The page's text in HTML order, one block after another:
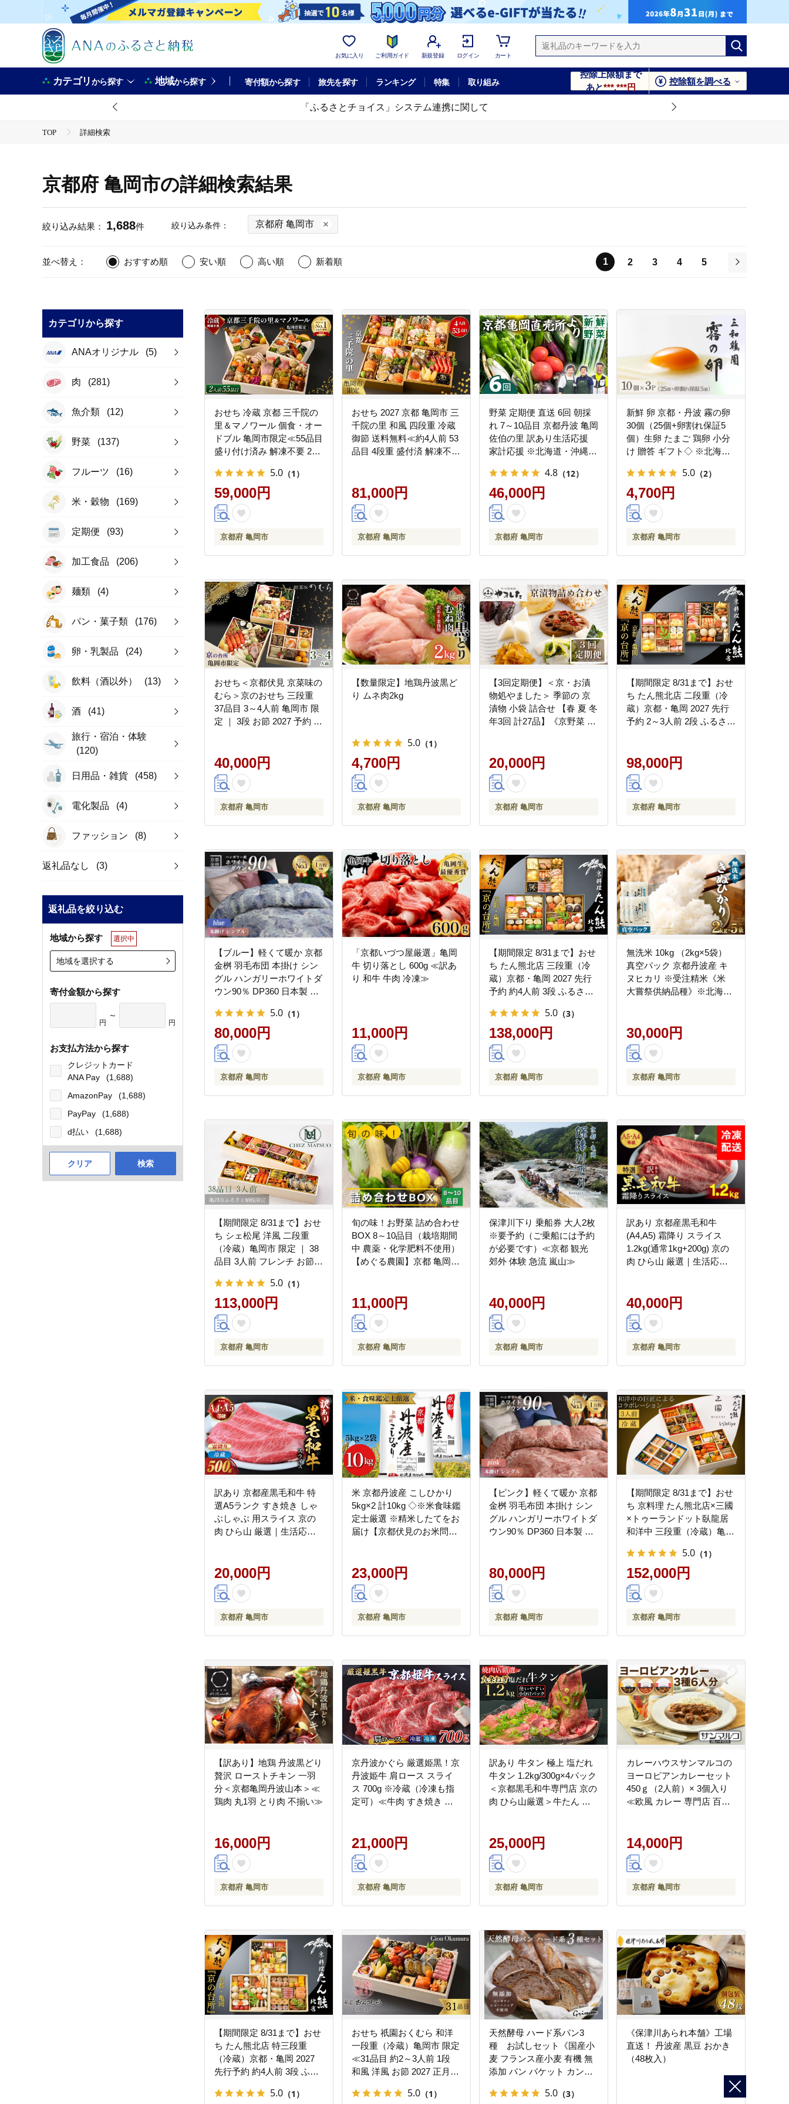
お気に入り ご利用ガイド 新規登録 ログイン カート
カテゴリから探す 地域から探す 寄付額から探す 旅先を探す ランキング 特集 取り組み
控除上限額まで
あと***,***円
控除額を調べる
「ふるさとチョイス」システム連携に関して
TOP 詳細検索
京都府 亀岡市の詳細検索結果
絞り込み結果： 1,688件 絞り込み条件： 京都府 亀岡市
並べ替え： おすすめ順 安い順 高い順 新着順 1 2 3 4
5
カテゴリから探す
ANAオリジナル (5)
肉 (281)
魚介類 (12)
野菜 (137)
フルーツ (16)
米・穀物 (169)
定期便 (93)
加工食品 (206)
麺類 (4)
パン・菓子類 (176)
卵・乳製品 (24)
飲料（酒以外） (13)
酒 (41)
旅行・宿泊・体験
(120)
日用品・雑貨 (458)
電化製品 (4)
ファッション (8)
返礼品なし (3)
返礼品を絞り込む
地域から探す 選択中
地域を選択する
寄付金額から探す
円
～
円
お支払方法から探す
クレジットカード
ANA Pay
(1,688)
AmazonPay
(1,688)
PayPay
(1,688)
d払い
(1,688)
クリア 検索
おせち 冷蔵 京都 三千院の
里＆マノワール 個食・オー
ドブル 亀岡市限定≪55品目
盛り付け済み 解凍不要 2人
2027 人気 おせち料理
≫※12月31日配送
5.0 （1）
59,000円
京都府 亀岡市
おせち 2027 京都 亀岡市 三
千院の里 和風 四段重 冷蔵
御節 送料無料≪約4人前 53
品目 4段重 盛付済 解凍不要
81,000円
京都府 亀岡市
野菜 定期便 直送 6回 朝採
れ 7～10品目 京都丹波 亀岡
佐伯の里 訳あり生活応援
家計応援 ※北海道・沖縄・
4.8 （12）
46,000円
京都府 亀岡市
新鮮 卵 京都・丹波 霧の卵
30個（25個+卵割れ保証5
個）生卵 たまご 鶏卵 小分
け 贈答 ギフト◇ ※北海
可
5.0 （2）
4,700円
京都府 亀岡市
おせち＜京都伏見 京菜味の
むら＞京のおせち 三段重
37品目 3～4人前 亀岡市 限
定 ｜ 3段 お節 2027 予約 お
※離島へのお届け不可 ふる
さと納税おせち
40,000円
京都府 亀岡市
【数量限定】地鶏丹波黒ど
り ムネ肉2kg
5.0 （1）
4,700円
京都府 亀岡市
【3回定期便】＜京・お漬
物処やました＞ 季節の 京
漬物 小袋 詰合せ 【春 夏 冬
年3回 計27品】《京野菜 漬
20,000円
京都府 亀岡市
【期間限定 8/31まで】おせ
ち たん熊北店 二段重（冷
蔵）京都・亀岡 2027 先行
予約 2～3人前 2段 ふるさと
東海・北陸地方のみ配送可
能（離島を除く） ※時間
指定不可【和牛付き】
98,000円
京都府 亀岡市
【ブルー】軽くて暖か 京都
金桝 羽毛布団 本掛け シン
グル ハンガリーホワイトダ
ウン90％ DP360 日本製 京
掛布団 ｜ アクア
5.0 （1）
80,000円
京都府 亀岡市
「京都いづつ屋厳選」亀岡
牛 切り落とし 600g ≪訳あ
り 和牛 牛肉 冷凍≫
11,000円
京都府 亀岡市
【期間限定 8/31まで】おせ
ち たん熊北店 三段重（冷
蔵）京都・亀岡 2027 先行
予約 約4人前 3段 ふるさと
日お届け ※関東・関西・
東海・北陸地方のみ配送可
能（離島を除く） ※時間
指定不可【和牛付き】
5.0 （3）
138,000円
京都府 亀岡市
無洗米 10kg （2kg×5袋）
真空パック 京都丹波産 キ
ヌヒカリ ※受注精米《米
大嘗祭供納品種》※北海
30,000円
京都府 亀岡市
【期間限定 8/31まで】おせ
ち シェ松尾 洋風 二段重
（冷蔵）亀岡市 限定 ｜ 38
品目 3人前 フレンチ お節
さと納税おせち ※12月31日
お届け【和牛付き】8595-
01
5.0 （1）
113,000円
京都府 亀岡市
旬の味！お野菜 詰め合わせ
BOX 8～10品目（栽培期間
中 農薬・化学肥料不使用）
【めぐる農園】京都 亀岡
11,000円
京都府 亀岡市
保津川下り 乗船券 大人2枚
※要予約（ご乗船には予約
が必要です）≪京都 観光
郊外 体験 急流 嵐山≫
40,000円
京都府 亀岡市
訳あり 京都産黒毛和牛
(A4,A5) 霜降り スライス
1.2kg(通常1kg+200g) 京の
肉 ひら山 厳選｜生活応援
しゃぶしゃぶ
40,000円
京都府 亀岡市
訳あり 京都産黒毛和牛 特
選A5ランク すき焼き しゃ
ぶしゃぶ 用スライス 京の
肉 ひら山 厳選｜生活応援
20,000円
京都府 亀岡市
米 京都丹波産 こしひかり
5kg×2 計10kg ◇※米食味鑑
定士厳選 ※精米したてをお
届け【京都伏見のお米問屋
不可
23,000円
京都府 亀岡市
【ピンク】軽くて暖か 京都
金桝 羽毛布団 本掛け シン
グル ハンガリーホワイトダ
ウン90％ DP360 日本製 京
80,000円
京都府 亀岡市
【期間限定 8/31まで】おせ
ち 京料理 たん熊北店×三國
×トゥーランドット臥龍居
和洋中 三段重（冷蔵）亀岡
ボ お節 2027 予約 ※12月
31日お届け ふるさと納税お
せち【和牛付き】8595-01
5.0 （1）
152,000円
京都府 亀岡市
【訳あり】地鶏 丹波黒どり
贅沢 ローストチキン 一羽
分＜京都亀岡丹波山本＞≪
鶏肉 丸1羽 とり肉 不揃い≫
16,000円
京都府 亀岡市
京丹波かぐら 厳選姫黒！京
丹波姫牛 肩ロース スライ
ス 700g ※冷蔵（冷凍も指
定可）≪牛肉 すき焼き し
21,000円
京都府 亀岡市
訳あり 牛タン 極上 塩だれ
牛タン 1.2kg/300g×4パック
＜京都黒毛和牛専門店 京の
肉 ひら山厳選＞牛たん 牛
タン 小分け 味付き ふるさ
と納税牛肉
25,000円
京都府 亀岡市
カレーハウスサンマルコの
ヨーロピアンカレーセット
450ｇ（2人前）× 3個入り
≪欧風 カレー 専門店 百貨
14,000円
京都府 亀岡市
【期間限定 8/31まで】おせ
ち たん熊北店 特三段重
（冷蔵）京都・亀岡 2027
先行予約 約4人前 3段 ふる
月31日お届け ※関東・関
5.0 （1）
おせち 祇園おくむら 和洋
一段重（冷蔵）亀岡市 限定
≪31品目 約2～3人前 1段
和風 洋風 お節 2027 正月
日お届け ふるさと納税おせ
5.0 （1）
天然酵母 ハード系パン3
種 お試しセット《国産小
麦 フランス産小麦 有機 無
添加 パン バケット カンパ
朝食 京都》※北海道・沖
5.0 （3）
《保津川あられ本舗》工場
直送！ 丹波産 黒豆 おかき
（48枚入）